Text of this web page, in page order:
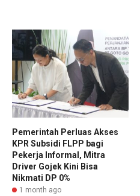
Pemerintah Perluas Akses
KPR Subsidi FLPP bagi
Pekerja Informal, Mitra
Driver Gojek Kini Bisa
Nikmati DP 0%
1 month ago